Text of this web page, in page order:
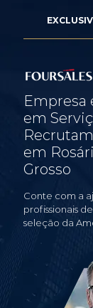
Empresa
em
em
Grosso
Conte com a
profissionais
seleção da